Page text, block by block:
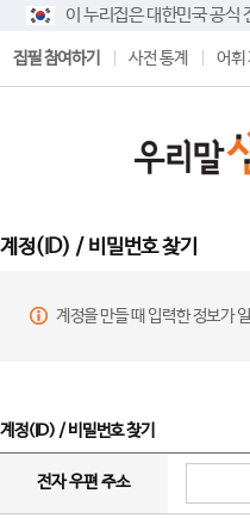
이 누리집은 대한민국 공식
집필 참여하기 사전 통계 어휘
계정(ID) / 비밀번호 찾기
계정을 만들 때 입력한 정보가
계정(ID) / 비밀번호 찾기
전자 우편 주소